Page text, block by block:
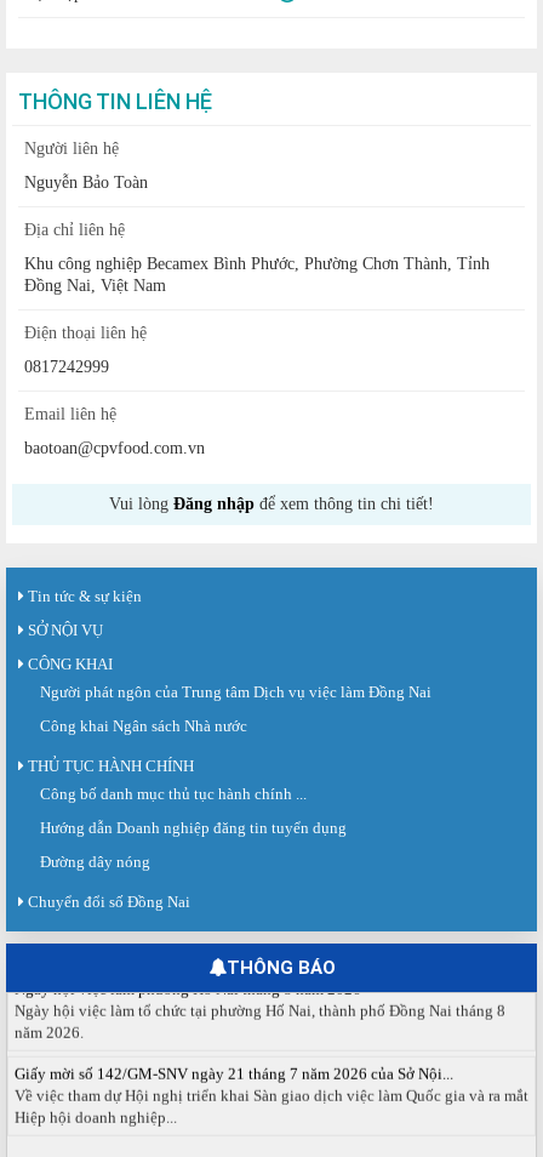
THÔNG TIN LIÊN HỆ
Người liên hệ
Nguyễn Bảo Toàn
Địa chỉ liên hệ
Khu công nghiệp Becamex Bình Phước, Phường Chơn Thành, Tỉnh
Đồng Nai, Việt Nam
Điện thoại liên hệ
0817242999
Email liên hệ
baotoan@cpvfood.com.vn
Vui lòng Đăng nhập để xem thông tin chi tiết!
Tin tức & sự kiện
SỞ NỘI VỤ
CÔNG KHAI
Người phát ngôn của Trung tâm Dịch vụ việc làm Đồng Nai
Công khai Ngân sách Nhà nước
THỦ TỤC HÀNH CHÍNH
Công bố danh mục thủ tục hành chính ...
Hướng dẫn Doanh nghiệp đăng tin tuyển dụng
Đường dây nóng
Chuyển đổi số Đồng Nai
THÔNG BÁO
Sàn giao dịch việc làm lần thứ 08 năm 2026: Hơn 4.300 cơ hội...
Sáng ngày 03/8/2026, Trung tâm Dịch vụ việc làm Đồng Nai tổ chức Sàn giao
Báo cáo kết quả tổ chức Sàn giao dịch việc làm lần thứ 08/2026 ngày 03
tháng 08 năm 2026.
Ngày hội việc làm phường Hố Nai tháng 8 năm 2026
Ngày hội việc làm tổ chức tại phường Hố Nai, thành phố Đồng Nai tháng 8
năm 2026.
Về việc tham dự Hội nghị triển khai Sàn giao dịch việc làm Quốc gia và ra mắt
Hiệp hội doanh nghiệp...